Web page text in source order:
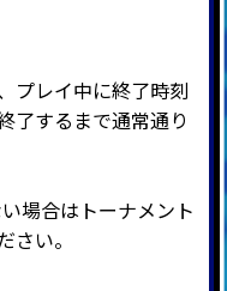
プレイ中に終了時刻
了するまで通常通り
場合はトーナメント
い。